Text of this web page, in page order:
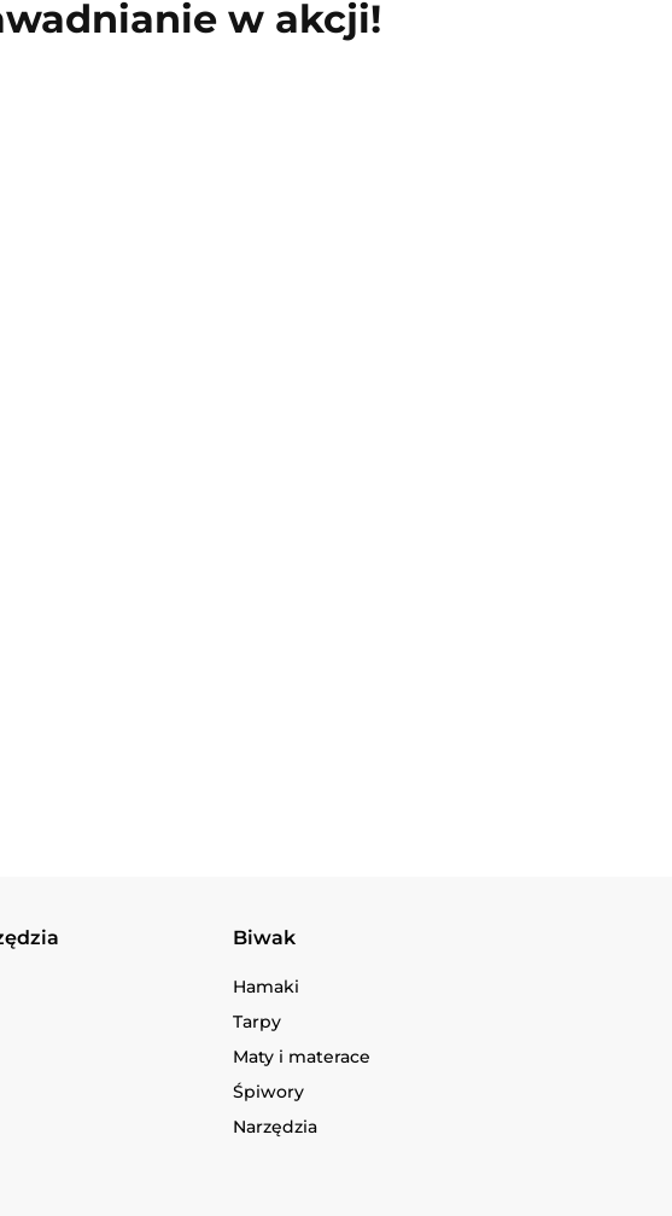
w akcji!
Biwak
Hamaki
Tarpy
Maty i materace
Śpiwory
Narzędzia